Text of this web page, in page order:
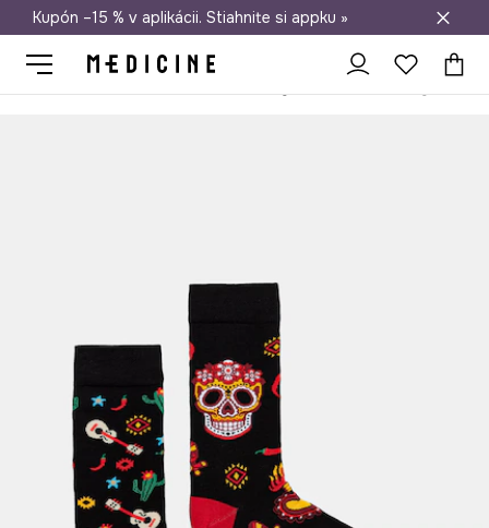
Doprava zadarmo od 50 €
Kupón –15 % v aplikácii. Stiahnite si appku »